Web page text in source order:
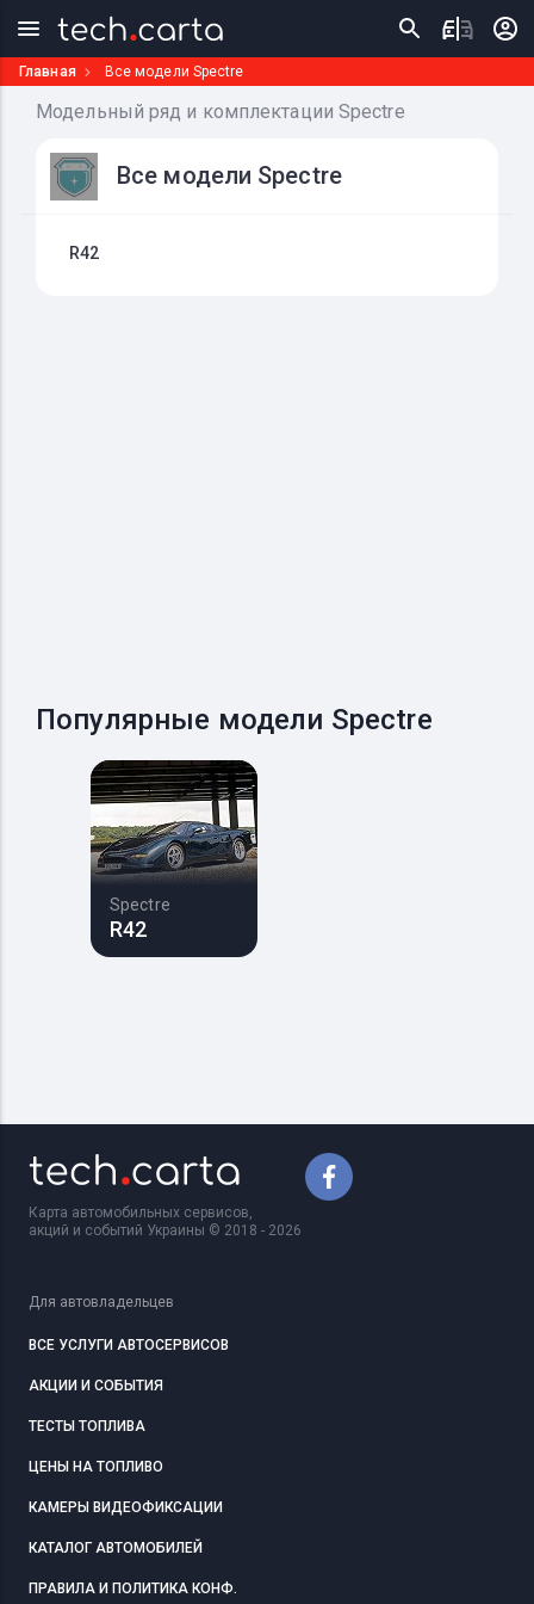
Главная Все модели Spectre
Модельный ряд и комплектации Spectre
Все модели Spectre
R42
Популярные модели Spectre
Spectre
R42
Карта автомобильных сервисов,
акций и событий Украины © 2018 - 2026
Для автовладельцев
ВСЕ УСЛУГИ АВТОСЕРВИСОВ
АКЦИИ И СОБЫТИЯ
ТЕСТЫ ТОПЛИВА
ЦЕНЫ НА ТОПЛИВО
КАМЕРЫ ВИДЕОФИКСАЦИИ
КАТАЛОГ АВТОМОБИЛЕЙ
ПРАВИЛА И ПОЛИТИКА КОНФ.